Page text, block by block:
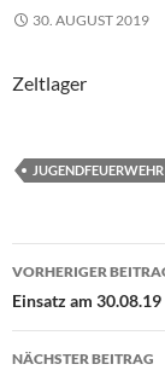
30. AUGUST 2019
Zeltlager
JUGENDFEUERWEHR
VORHERIGER
Einsatz am 30.08.19
NÄCHSTER BEITRAG